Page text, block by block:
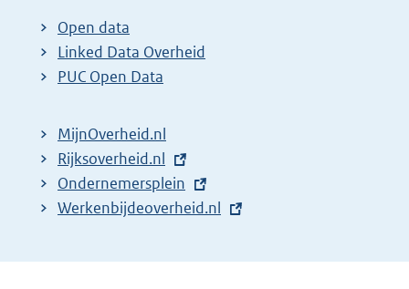
Open data
Linked Data Overheid
PUC Open Data
MijnOverheid.nl
E
x
t
r
Rijksoverheid.nl
E
x
e
Ondernemersplein
E
t
Werkenbijdeoverheid.nl